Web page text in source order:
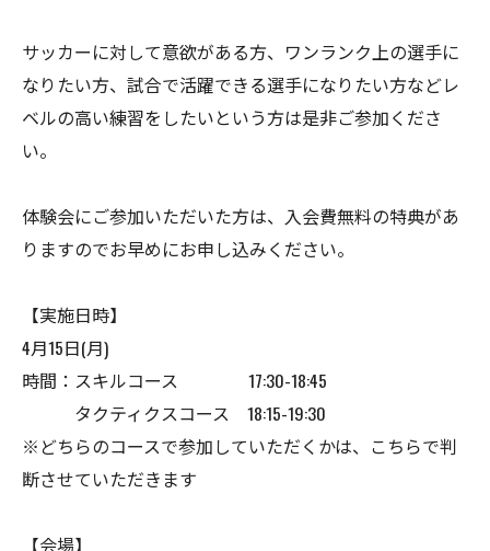
サッカーに対して意欲がある方、ワンランク上の選手に
なりたい方、試合で活躍できる選手になりたい方などレ
ベルの高い練習をしたいという方は是非ご参加くださ
い。
体験会にご参加いただいた方は、入会費無料の特典があ
りますのでお早めにお申し込みください。
【実施日時】
4月15日(月)
時間：スキルコース 17:30-18:45
タクティクスコース 18:15-19:30
※どちらのコースで参加していただくかは、こちらで判
断させていただきます
【会場】